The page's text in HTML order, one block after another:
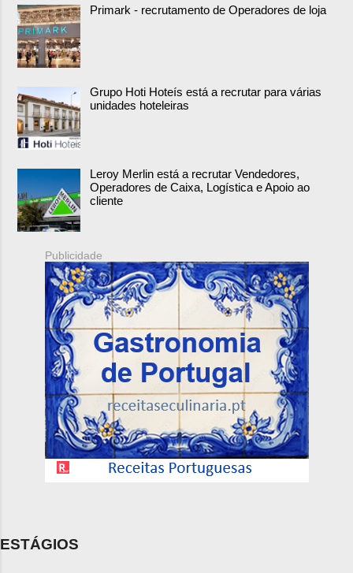
Primark - recrutamento de Operadores de loja
Grupo Hoti Hoteís está a recrutar para várias
unidades hoteleiras
Leroy Merlin está a recrutar Vendedores,
Operadores de Caixa, Logística e Apoio ao
cliente
Publicidade
ESTÁGIOS